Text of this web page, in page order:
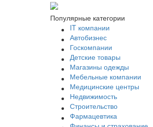
Популярные категории
IT компании
Автобизнес
Госкомпании
Детские товары
Магазины одежды
Мебельные компании
Медицинские центры
Недвижимость
Строительство
Фармацевтика